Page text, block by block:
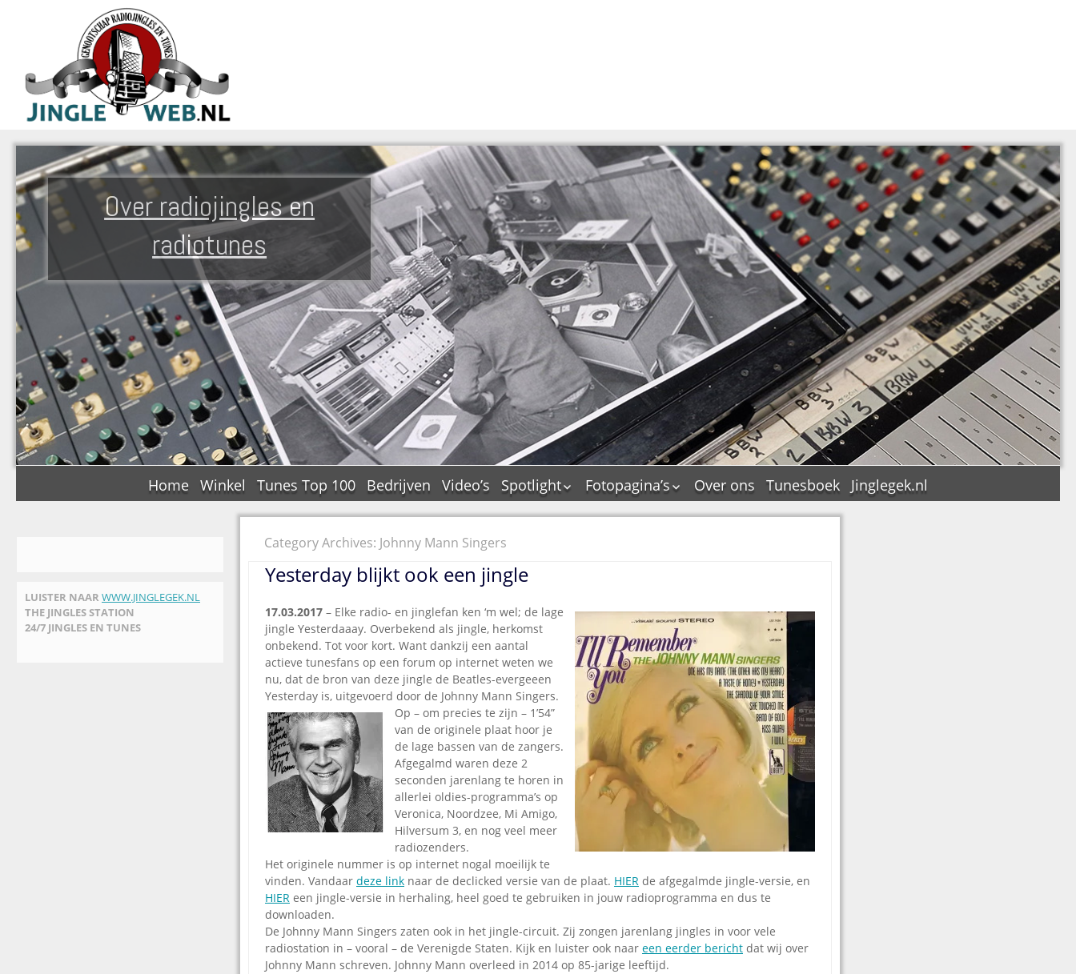
Over radiojingles en
radiotunes
Home Winkel Tunes Top 100 Bedrijven Video’s
Spotlight
De Tourflitsjingle –
tags
Dallas jingle city
De Tourtune
Ferry Maat 65
Ferry Maat interview
Jingle Awards
Jingle NIEUW
Omroepbanden
Stoomfluit Klaas
Vaak
Uitvinding
jinglecassette
Fotopagina’s
JAM in pictures
Top Format in
pictures
Dik Voormekaar in
foto’s
Over ons Tunesboek Jinglegek.nl
LUISTER NAAR WWW.JINGLEGEK.NL
THE JINGLES STATION
24/7 JINGLES EN TUNES
Category Archives: Johnny Mann Singers
Yesterday blijkt ook een jingle
17.03.2017 – Elke radio- en jinglefan ken ‘m wel; de lage
jingle Yesterdaaay. Overbekend als jingle, herkomst
onbekend. Tot voor kort. Want dankzij een aantal
actieve tunesfans op een forum op internet weten we
nu, dat de bron van deze jingle de Beatles-evergeeen
Yesterday is, uitgevoerd door de Johnny Mann Singers.
Op – om precies te zijn – 1’54”
van de originele plaat hoor je
de lage bassen van de zangers.
Afgegalmd waren deze 2
seconden jarenlang te horen in
allerlei oldies-programma’s op
Veronica, Noordzee, Mi Amigo,
Hilversum 3, en nog veel meer
radiozenders.
Het originele nummer is op internet nogal moeilijk te
vinden. Vandaar deze link naar de declicked versie van de plaat. HIER de afgegalmde jingle-versie, en
HIER een jingle-versie in herhaling, heel goed te gebruiken in jouw radioprogramma en dus te
downloaden.
De Johnny Mann Singers zaten ook in het jingle-circuit. Zij zongen jarenlang jingles in voor vele
radiostation in – vooral – de Verenigde Staten. Kijk en luister ook naar een eerder bericht dat wij over
Johnny Mann schreven. Johnny Mann overleed in 2014 op 85-jarige leeftijd.